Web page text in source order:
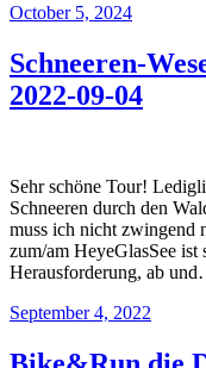
October 5, 2024
Schneeren-
2022-09-04
Sehr schöne Tour!
Schneeren durch den
muss ich nicht zwingend
zum/am HeyeGlasSee
Herausforderung, ab
September 4, 2022